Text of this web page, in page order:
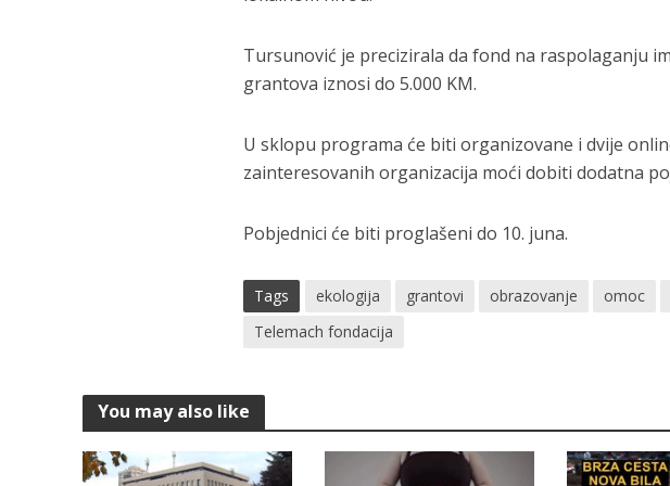
Tursunović je precizirala da fond na raspolaganju
grantova iznosi do 5.000 KM.
U sklopu programa će biti organizovane i dvije
zainteresovanih organizacija moći dobiti dodatna
Pobjednici će biti proglašeni do 10. juna.
Tags ekologija grantovi obrazovanje omoc
Telemach fondacija
You may also like